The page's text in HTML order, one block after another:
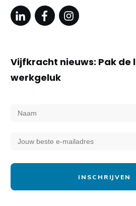
Vijfkracht nieuws: Pak de
werkgeluk
INSCHRIJVEN